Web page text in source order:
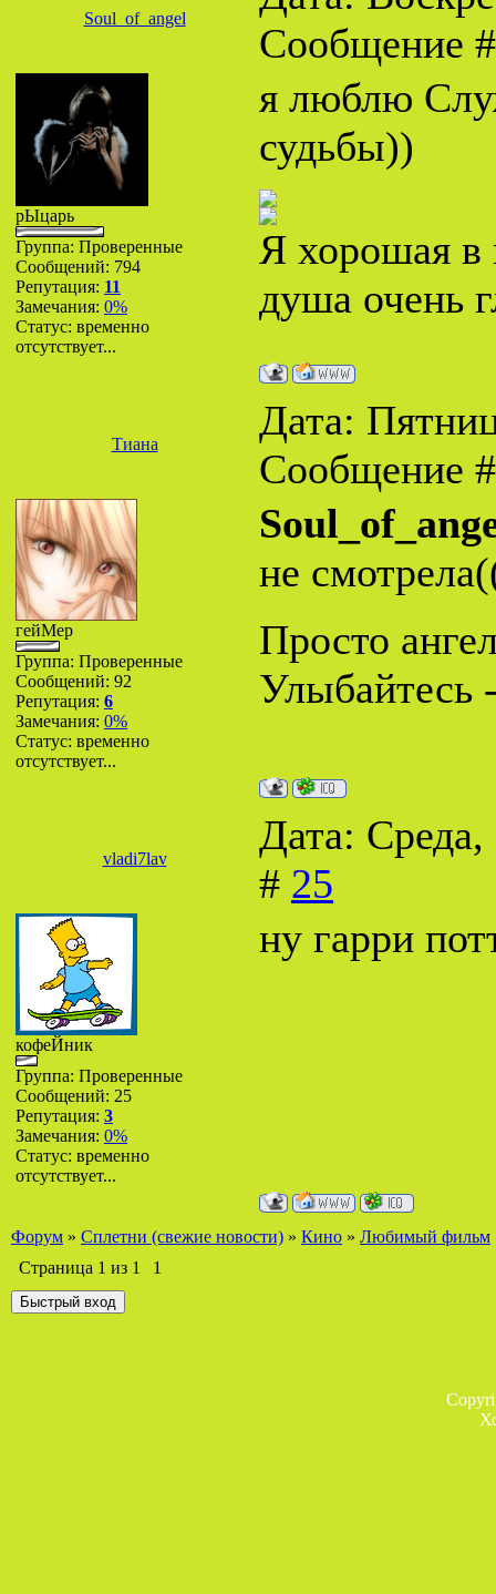
Soul_of_angel
Сообщение
рЫцарь
Группа: Проверенные
Сообщений: 794
Репутация: 11
Замечания: 0%
Статус: временно
отсутствует...
я люблю
судьбы))
Я хорошая в
душа очень
Тиана
Дата:
Сообщение
гейМер
Группа: Проверенные
Сообщений: 92
Репутация: 6
Замечания: 0%
Статус: временно
отсутствует...
не
Просто
Улыбайтесь
vladi7lav
Дата:
# 25
кофеЙник
Группа: Проверенные
Сообщений: 25
Репутация: 3
Замечания: 0%
Статус: временно
отсутствует...
ну гарри
Форум » Сплетни (свежие новости) » Кино » Любимый фильм
Страница 1 из 1 1